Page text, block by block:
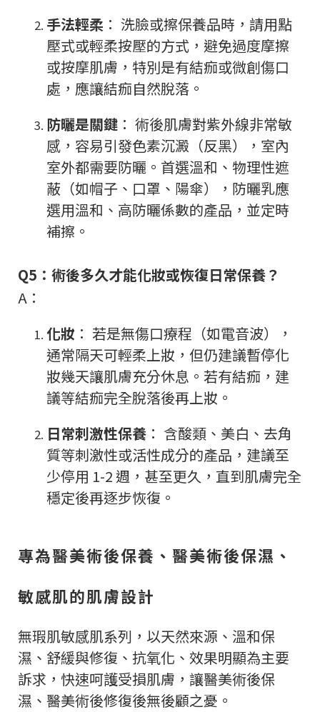
手法輕柔 ： 洗臉或擦保養品時，請用點
壓式或輕柔按壓的方式，避免過度摩擦
或按摩肌膚，特別是有結痂或微創傷口
處，應讓結痂自然脫落。
防曬是關鍵 ： 術後肌膚對紫外線非常敏
感，容易引發色素沉澱（反黑），室內
室外都需要防曬。首選溫和、物理性遮
蔽（如帽子、口罩、陽傘），防曬乳應
選用溫和、高防曬係數的產品，並定時
補擦。
Q5：術後多久才能化妝或恢復日常保養？
A：
化妝 ： 若是無傷口療程（如電音波），
通常隔天可輕柔上妝，但仍建議暫停化
妝幾天讓肌膚充分休息。若有結痂，建
議等結痂完全脫落後再上妝。
日常刺激性保養 ： 含酸類、美白、去角
質等刺激性或活性成分的產品，建議至
少停用 1-2 週，甚至更久，直到肌膚完全
穩定後再逐步恢復。
專為醫美術後保養、醫美術後保濕、
敏感肌的肌膚設計
無瑕肌敏感肌系列，以天然來源、溫和保
濕、舒緩與修復、抗氧化、效果明顯為主要
訴求，快速呵護受損肌膚，讓醫美術後保
濕、醫美術後修復後無後顧之憂。